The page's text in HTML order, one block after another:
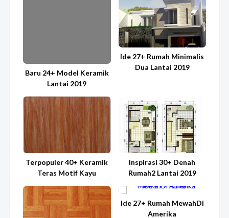
Baru 24+ Model Keramik
Lantai 2019
Ide 27+ Rumah Minimalis
Dua Lantai 2019
Terpopuler 40+ Keramik
Teras Motif Kayu
Inspirasi 30+ Denah
Rumah2 Lantai 2019
Ide 27+ Rumah MewahDi
Amerika